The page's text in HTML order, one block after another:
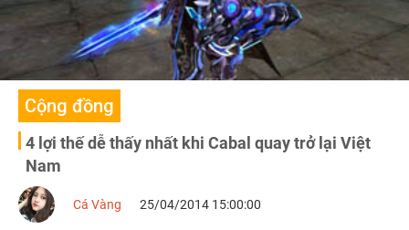
Cộng đồng
4 lợi thế dễ thấy nhất khi Cabal quay trở lại Việt
Nam
Cá Vàng 25/04/2014 15:00:00